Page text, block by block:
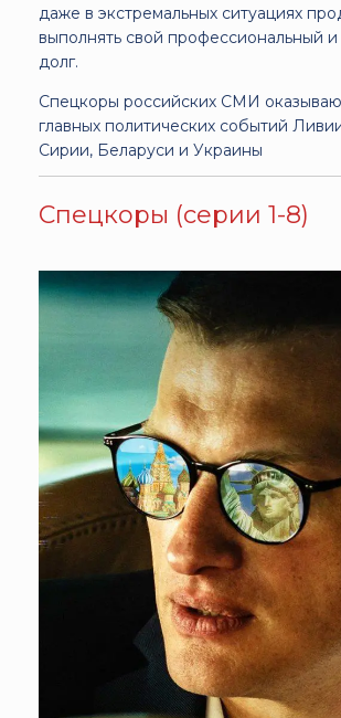
даже в экстремальных ситуациях
выполнять свой профессиональный
долг.
Спецкоры российских СМИ
главных политических событий
Сирии, Беларуси и Украины
Спецкоры (серии 1-8)